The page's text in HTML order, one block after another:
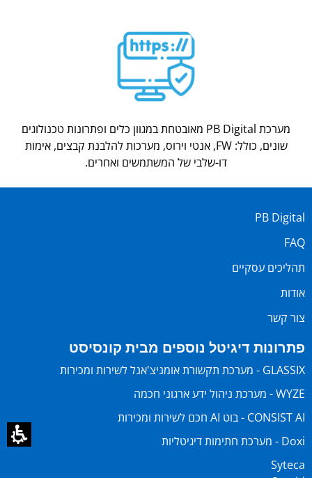
מערכת PB Digital מאובטחת במגוון כלים ופתרונות טכנולוגים
שונים, כולל: FW, אנטי וירוס, מערכות להלבנת קבצים, אימות
דו-שלבי של המשתמשים ואחרים.
PB Digital
FAQ
תהליכים עסקיים
אודות
צור קשר
פתרונות דיגיטל נוספים מבית קונסיסט
GLASSIX - מערכת תקשורת אומניצ'אנל לשירות ומכירות
WYZE - מערכת ניהול ידע ארגוני חכמה
CONSIST AI - בוט AI חכם לשירות ומכירות
Doxi - מערכת חתימות דיגיטליות
Syteca